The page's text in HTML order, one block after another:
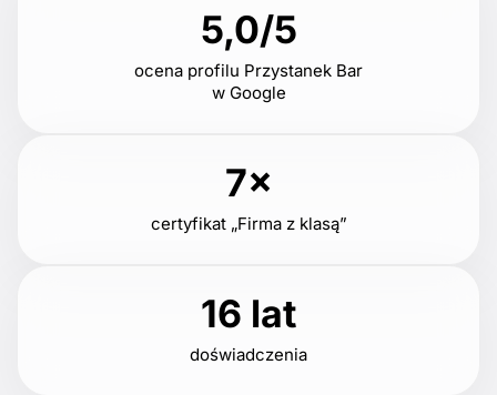
5,0/5
ocena profilu Przystanek Bar
w Google
7×
certyfikat „Firma z klasą”
16 lat
doświadczenia